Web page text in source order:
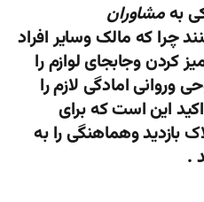
بهمشاوران
چرا که مالک وسایر افراد
کردن وجابجای لوازم را
وروانی امادگی لازم را
این است که برای
بازدید وهماهنگی را به
.